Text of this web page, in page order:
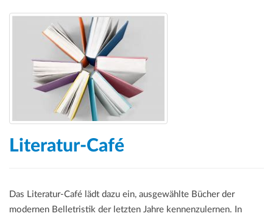
Literatur-Café
Das Literatur-Café lädt dazu ein, ausgewählte Bücher der
modernen Belletristik der letzten Jahre kennenzulernen. In